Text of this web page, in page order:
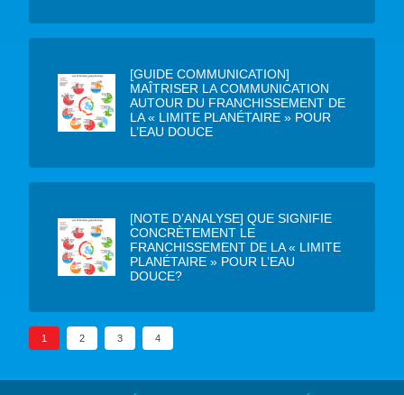
[GUIDE COMMUNICATION]
MAÎTRISER LA COMMUNICATION
AUTOUR DU FRANCHISSEMENT DE
LA « LIMITE PLANÉTAIRE » POUR
L’EAU DOUCE
[NOTE D’ANALYSE] QUE SIGNIFIE
CONCRÈTEMENT LE
FRANCHISSEMENT DE LA « LIMITE
PLANÉTAIRE » POUR L’EAU
DOUCE?
1 2 3 4